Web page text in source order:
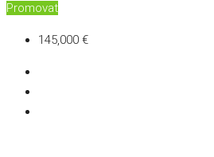
Promovat
145,000 €